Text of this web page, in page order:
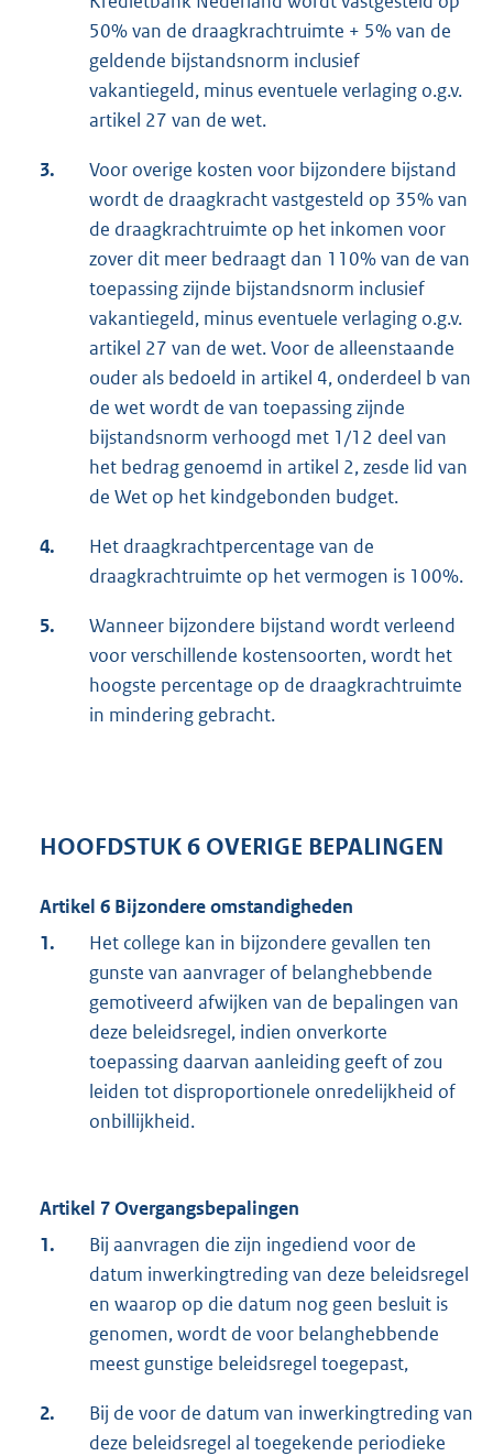
50% van de draagkrachtruimte + 5% van de
geldende bijstandsnorm inclusief
vakantiegeld, minus eventuele verlaging o.g.v.
artikel 27 van de wet.
3.
Voor overige kosten voor bijzondere bijstand
wordt de draagkracht vastgesteld op 35% van
de draagkrachtruimte op het inkomen voor
zover dit meer bedraagt dan 110% van de van
toepassing zijnde bijstandsnorm inclusief
vakantiegeld, minus eventuele verlaging o.g.v.
artikel 27 van de wet. Voor de alleenstaande
ouder als bedoeld in artikel 4, onderdeel b van
de wet wordt de van toepassing zijnde
bijstandsnorm verhoogd met 1/12 deel van
het bedrag genoemd in artikel 2, zesde lid van
de Wet op het kindgebonden budget.
4.
Het draagkrachtpercentage van de
draagkrachtruimte op het vermogen is 100%.
5.
Wanneer bijzondere bijstand wordt verleend
voor verschillende kostensoorten, wordt het
hoogste percentage op de draagkrachtruimte
in mindering gebracht.
HOOFDSTUK 6 OVERIGE BEPALINGEN
Artikel 6 Bijzondere omstandigheden
1.
Het college kan in bijzondere gevallen ten
gunste van aanvrager of belanghebbende
gemotiveerd afwijken van de bepalingen van
deze beleidsregel, indien onverkorte
toepassing daarvan aanleiding geeft of zou
leiden tot disproportionele onredelijkheid of
onbillijkheid.
Artikel 7 Overgangsbepalingen
1.
Bij aanvragen die zijn ingediend voor de
datum inwerkingtreding van deze beleidsregel
en waarop op die datum nog geen besluit is
genomen, wordt de voor belanghebbende
meest gunstige beleidsregel toegepast,
2.
Bij de voor de datum van inwerkingtreding van
deze beleidsregel al toegekende periodieke